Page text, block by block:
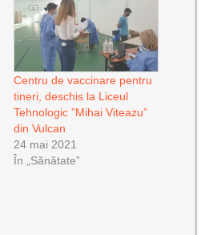
Centru de vaccinare pentru
tineri, deschis la Liceul
Tehnologic ”Mihai Viteazu”
din Vulcan
24 mai 2021
În „Sănătate”